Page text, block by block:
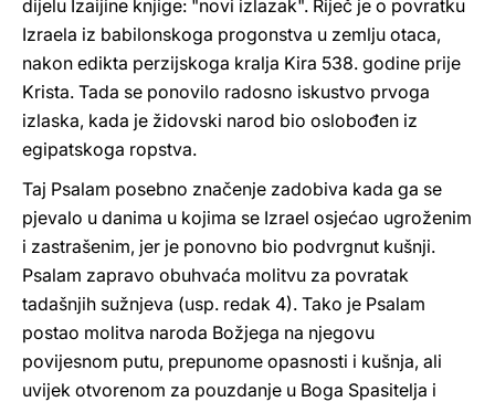
dijelu Izaijine knjige: "novi izlazak". Riječ je o povratku
Izraela iz babilonskoga progonstva u zemlju otaca,
nakon edikta perzijskoga kralja Kira 538. godine prije
Krista. Tada se ponovilo radosno iskustvo prvoga
izlaska, kada je židovski narod bio oslobođen iz
egipatskoga ropstva.
Taj Psalam posebno značenje zadobiva kada ga se
pjevalo u danima u kojima se Izrael osjećao ugroženim
i zastrašenim, jer je ponovno bio podvrgnut kušnji.
Psalam zapravo obuhvaća molitvu za povratak
tadašnjih sužnjeva (usp. redak 4). Tako je Psalam
postao molitva naroda Božjega na njegovu
povijesnom putu, prepunome opasnosti i kušnja, ali
uvijek otvorenom za pouzdanje u Boga Spasitelja i